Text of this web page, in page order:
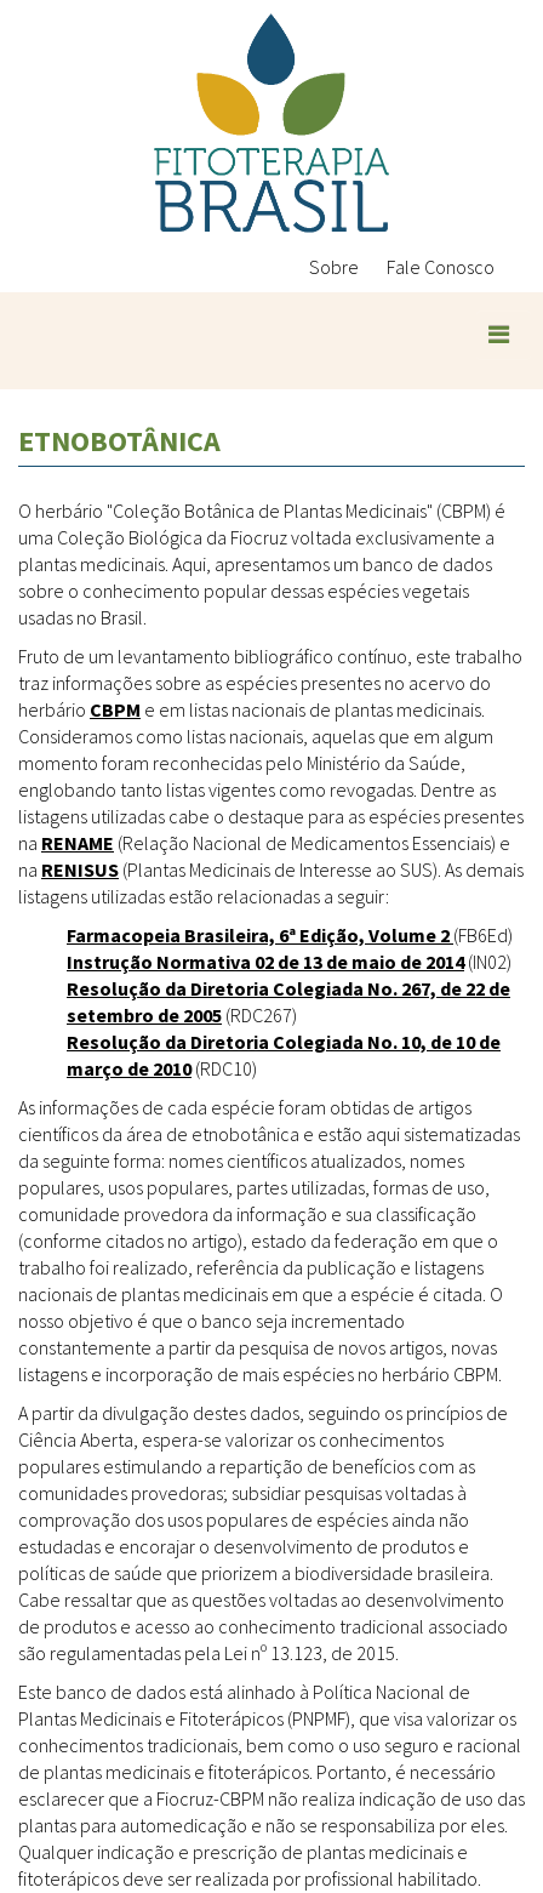
Sobre Fale Conosco
ETNOBOTÂNICA
O herbário "Coleção Botânica de Plantas Medicinais" (CBPM) é
uma Coleção Biológica da Fiocruz voltada exclusivamente a
plantas medicinais. Aqui, apresentamos um banco de dados
sobre o conhecimento popular dessas espécies vegetais
usadas no Brasil.
Fruto de um levantamento bibliográfico contínuo, este trabalho
traz informações sobre as espécies presentes no acervo do
herbário CBPM e em listas nacionais de plantas medicinais.
Consideramos como listas nacionais, aquelas que em algum
momento foram reconhecidas pelo Ministério da Saúde,
englobando tanto listas vigentes como revogadas. Dentre as
listagens utilizadas cabe o destaque para as espécies presentes
na RENAME (Relação Nacional de Medicamentos Essenciais) e
na RENISUS (Plantas Medicinais de Interesse ao SUS). As demais
listagens utilizadas estão relacionadas a seguir:
Farmacopeia Brasileira, 6ª Edição, Volume 2 (FB6Ed)
Instrução Normativa 02 de 13 de maio de 2014(IN02)
Resolução da Diretoria Colegiada No. 267, de 22 de
setembro de 2005 (RDC267)
Resolução da Diretoria Colegiada No. 10, de 10 de
março de 2010(RDC10)
As informações de cada espécie foram obtidas de artigos
científicos da área de etnobotânica e estão aqui sistematizadas
da seguinte forma: nomes científicos atualizados, nomes
populares, usos populares, partes utilizadas, formas de uso,
comunidade provedora da informação e sua classificação
(conforme citados no artigo), estado da federação em que o
trabalho foi realizado, referência da publicação e listagens
nacionais de plantas medicinais em que a espécie é citada. O
nosso objetivo é que o banco seja incrementado
constantemente a partir da pesquisa de novos artigos, novas
listagens e incorporação de mais espécies no herbário CBPM.
A partir da divulgação destes dados, seguindo os princípios de
Ciência Aberta, espera-se valorizar os conhecimentos
populares estimulando a repartição de benefícios com as
comunidades provedoras; subsidiar pesquisas voltadas à
comprovação dos usos populares de espécies ainda não
estudadas e encorajar o desenvolvimento de produtos e
políticas de saúde que priorizem a biodiversidade brasileira.
Cabe ressaltar que as questões voltadas ao desenvolvimento
de produtos e acesso ao conhecimento tradicional associado
são regulamentadas pela Lei nº 13.123, de 2015.
Este banco de dados está alinhado à Política Nacional de
Plantas Medicinais e Fitoterápicos (PNPMF), que visa valorizar os
conhecimentos tradicionais, bem como o uso seguro e racional
de plantas medicinais e fitoterápicos. Portanto, é necessário
esclarecer que a Fiocruz-CBPM não realiza indicação de uso das
plantas para automedicação e não se responsabiliza por eles.
Qualquer indicação e prescrição de plantas medicinais e
fitoterápicos deve ser realizada por profissional habilitado.